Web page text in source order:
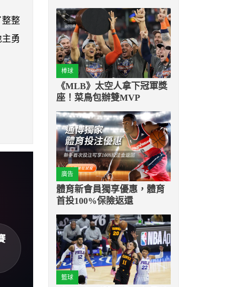
整整
勇
辭職負責
棒球
《MLB》太空人拿下冠軍獎
座！菜鳥包辦雙MVP
廣告
體育新會員獨享優惠，體育
首投100%保險返還
籃球